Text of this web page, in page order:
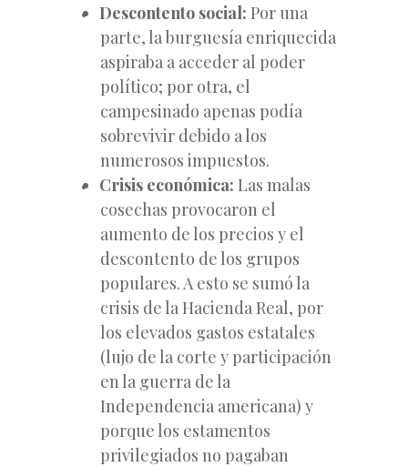
Descontento social: Por una
parte, la burguesía enriquecida
aspiraba a acceder al poder
político; por otra, el
campesinado apenas podía
sobrevivir debido a los
numerosos impuestos.
Crisis económica: Las malas
cosechas provocaron el
aumento de los precios y el
descontento de los grupos
populares. A esto se sumó la
crisis de la Hacienda Real, por
los elevados gastos estatales
(lujo de la corte y participación
en la guerra de la
Independencia americana) y
porque los estamentos
privilegiados no pagaban